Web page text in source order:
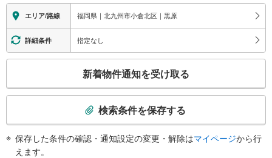
エリア/路線 福岡県｜北九州市小倉北区｜黒原
詳細条件 指定なし
検
新着物件通知を受け取る
検索条件を保存する
保存した条件の確認・通知設定の変更・解除はマイページから行
えます。